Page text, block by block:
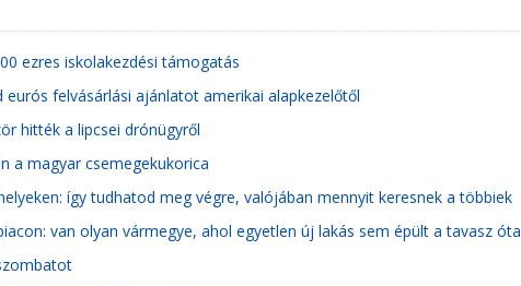
ezres iskolakezdési támogatás
eurós felvásárlási ajánlatot amerikai alapkezelőtől
hitték a lipcsei drónügyről
a magyar csemegekukorica
így tudhatod meg végre, valójában mennyit keresnek a többiek
van olyan vármegye, ahol egyetlen új lakás sem épült a tavasz óta